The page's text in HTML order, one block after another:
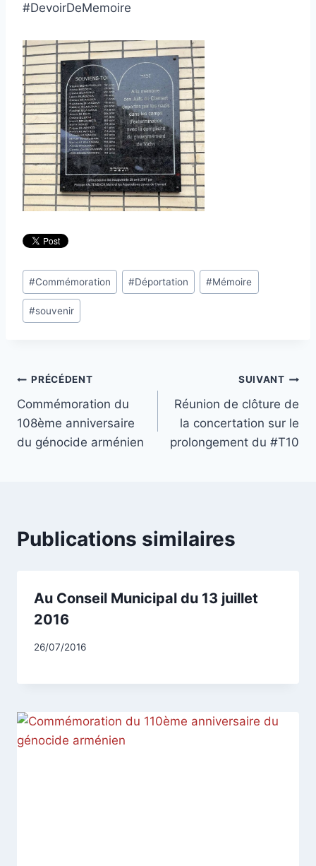
#DevoirDeMemoire
Étiquettes
de
la
#Commémoration #Déportation #Mémoire
#souvenir
Navigation
de
l’article
PRÉCÉDENT
Commémoration du
108ème anniversaire
du génocide arménien
SUIVANT
Réunion de clôture de
la concertation sur le
prolongement du #T10
Publications similaires
Au Conseil Municipal du 13 juillet
2016
Par
26/07/2016